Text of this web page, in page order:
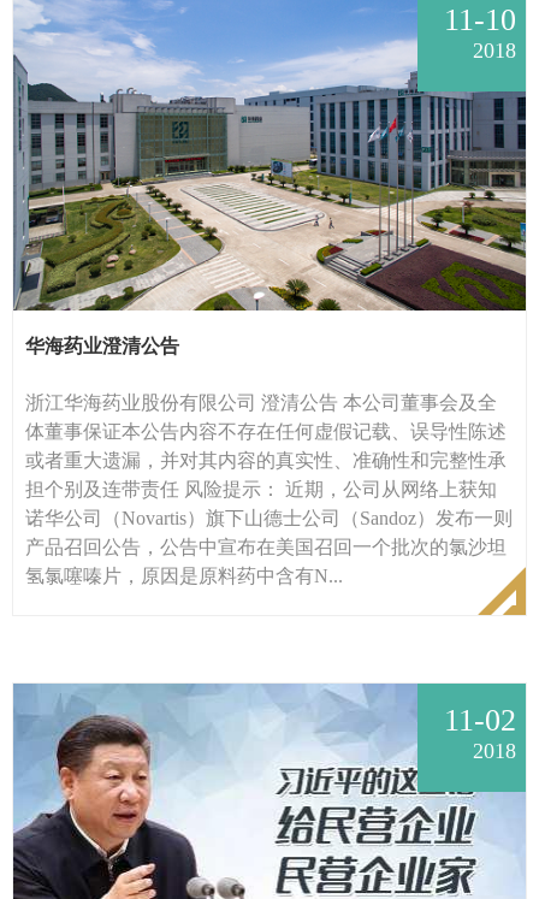
11-10
2018
华海药业澄清公告
浙江华海药业股份有限公司 澄清公告 本公司董事会及全
体董事保证本公告内容不存在任何虚假记载、误导性陈述
或者重大遗漏，并对其内容的真实性、准确性和完整性承
担个别及连带责任 风险提示： 近期，公司从网络上获知
诺华公司（Novartis）旗下山德士公司（Sandoz）发布一则
产品召回公告，公告中宣布在美国召回一个批次的氯沙坦
氢氯噻嗪片，原因是原料药中含有N...
11-02
2018